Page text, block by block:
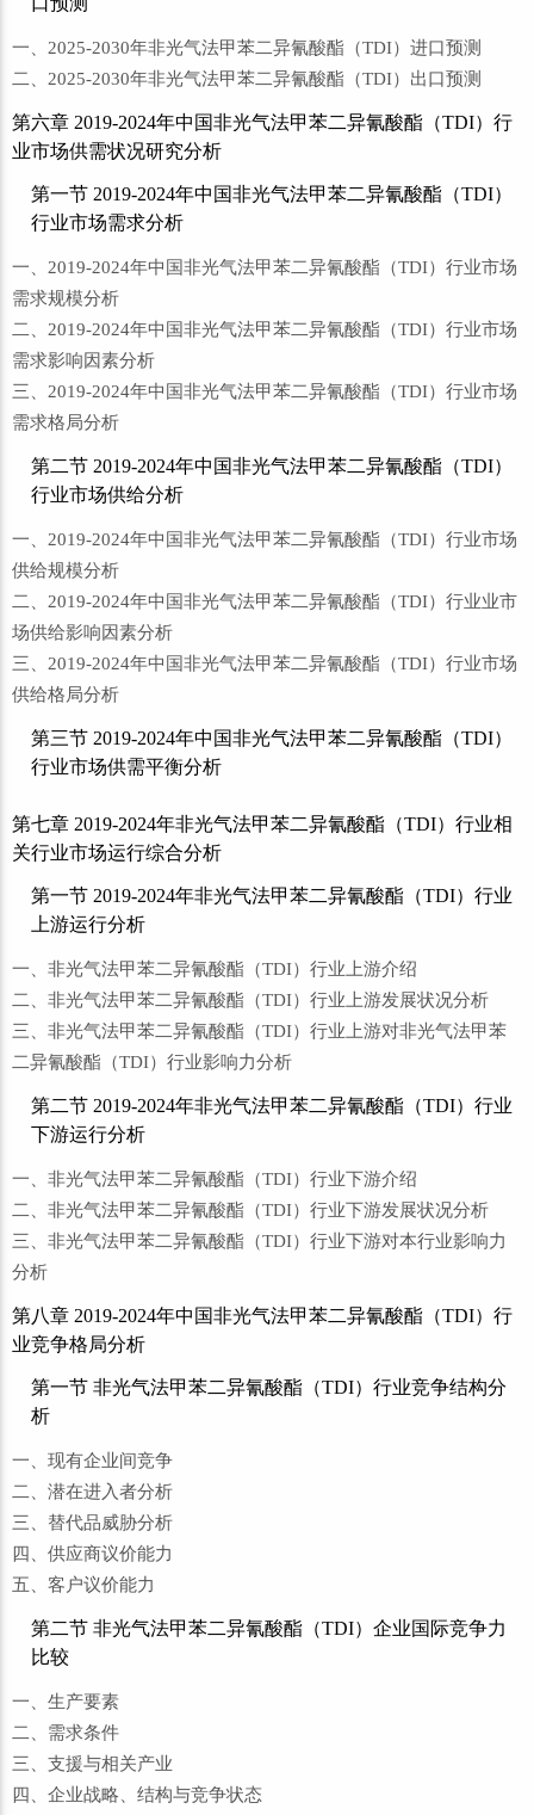
一、2025-2030年非光气法甲苯二异氰酸酯（TDI）进口预测
二、2025-2030年非光气法甲苯二异氰酸酯（TDI）出口预测
第六章 2019-2024年中国非光气法甲苯二异氰酸酯（TDI）行
业市场供需状况研究分析
第一节 2019-2024年中国非光气法甲苯二异氰酸酯（TDI）
行业市场需求分析
一、2019-2024年中国非光气法甲苯二异氰酸酯（TDI）行业市场
需求规模分析
二、2019-2024年中国非光气法甲苯二异氰酸酯（TDI）行业市场
需求影响因素分析
三、2019-2024年中国非光气法甲苯二异氰酸酯（TDI）行业市场
需求格局分析
第二节 2019-2024年中国非光气法甲苯二异氰酸酯（TDI）
行业市场供给分析
一、2019-2024年中国非光气法甲苯二异氰酸酯（TDI）行业市场
供给规模分析
二、2019-2024年中国非光气法甲苯二异氰酸酯（TDI）行业业市
场供给影响因素分析
三、2019-2024年中国非光气法甲苯二异氰酸酯（TDI）行业市场
供给格局分析
第三节 2019-2024年中国非光气法甲苯二异氰酸酯（TDI）
行业市场供需平衡分析
第七章 2019-2024年非光气法甲苯二异氰酸酯（TDI）行业相
关行业市场运行综合分析
第一节 2019-2024年非光气法甲苯二异氰酸酯（TDI）行业
上游运行分析
一、非光气法甲苯二异氰酸酯（TDI）行业上游介绍
二、非光气法甲苯二异氰酸酯（TDI）行业上游发展状况分析
三、非光气法甲苯二异氰酸酯（TDI）行业上游对非光气法甲苯
二异氰酸酯（TDI）行业影响力分析
第二节 2019-2024年非光气法甲苯二异氰酸酯（TDI）行业
下游运行分析
一、非光气法甲苯二异氰酸酯（TDI）行业下游介绍
二、非光气法甲苯二异氰酸酯（TDI）行业下游发展状况分析
三、非光气法甲苯二异氰酸酯（TDI）行业下游对本行业影响力
分析
第八章 2019-2024年中国非光气法甲苯二异氰酸酯（TDI）行
业竞争格局分析
第一节 非光气法甲苯二异氰酸酯（TDI）行业竞争结构分
析
一、现有企业间竞争
二、潜在进入者分析
三、替代品威胁分析
四、供应商议价能力
五、客户议价能力
第二节 非光气法甲苯二异氰酸酯（TDI）企业国际竞争力
比较
一、生产要素
二、需求条件
三、支援与相关产业
四、企业战略、结构与竞争状态